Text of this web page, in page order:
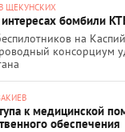
ЩЕКУНСКИХ
бомбили
на
консорциум
к медицинской
обеспечения